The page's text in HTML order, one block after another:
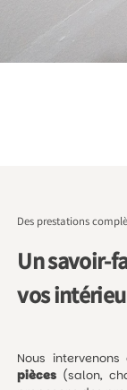
Des prestations
Un savoir-
vos
Nous
pièces (salon,